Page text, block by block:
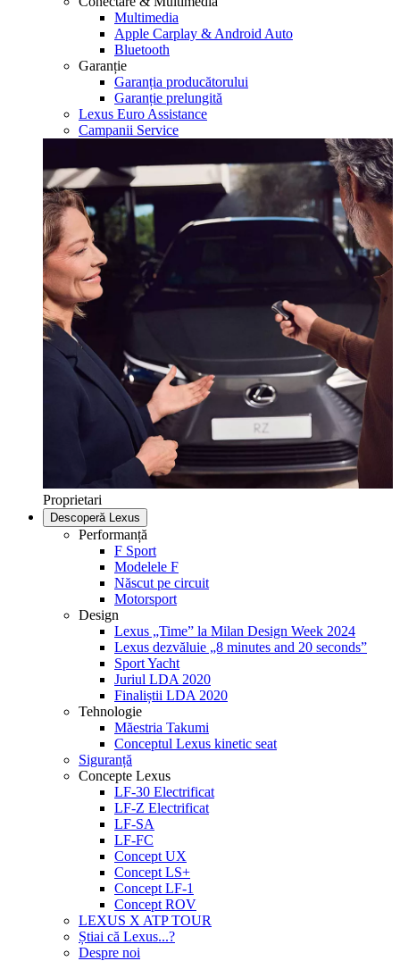
Multimedia
Apple Carplay & Android Auto
Bluetooth
Garanție
Garanția producătorului
Garanție prelungită
Lexus Euro Assistance
Campanii Service
Proprietari
Descoperă Lexus
Performanță
F Sport
Modelele F
Născut pe circuit
Motorsport
Design
Lexus „Time” la Milan Design Week 2024
Lexus dezvăluie „8 minutes and 20 seconds”
Sport Yacht
Juriul LDA 2020
Finaliștii LDA 2020
Tehnologie
Măestria Takumi
Conceptul Lexus kinetic seat
Siguranță
Concepte Lexus
LF-30 Electrificat
LF-Z Electrificat
LF-SA
LF-FC
Concept UX
Concept LS+
Concept LF-1
Concept ROV
LEXUS X ATP TOUR
Știai că Lexus...?
Despre noi